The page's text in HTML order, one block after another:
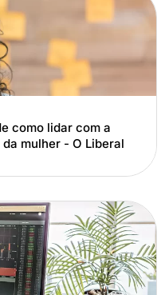
como lidar com a
mulher - O Liberal